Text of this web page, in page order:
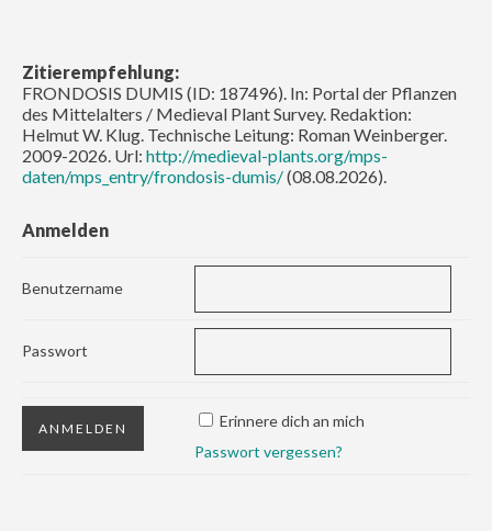
Zitierempfehlung:
FRONDOSIS DUMIS (ID: 187496). In: Portal der Pflanzen
des Mittelalters / Medieval Plant Survey. Redaktion:
Helmut W. Klug. Technische Leitung: Roman Weinberger.
2009-2026. Url: http://medieval-plants.org/mps-
daten/mps_entry/frondosis-dumis/(08.08.2026).
Anmelden
Benutzername
Passwort
Erinnere dich an mich
Passwort vergessen?